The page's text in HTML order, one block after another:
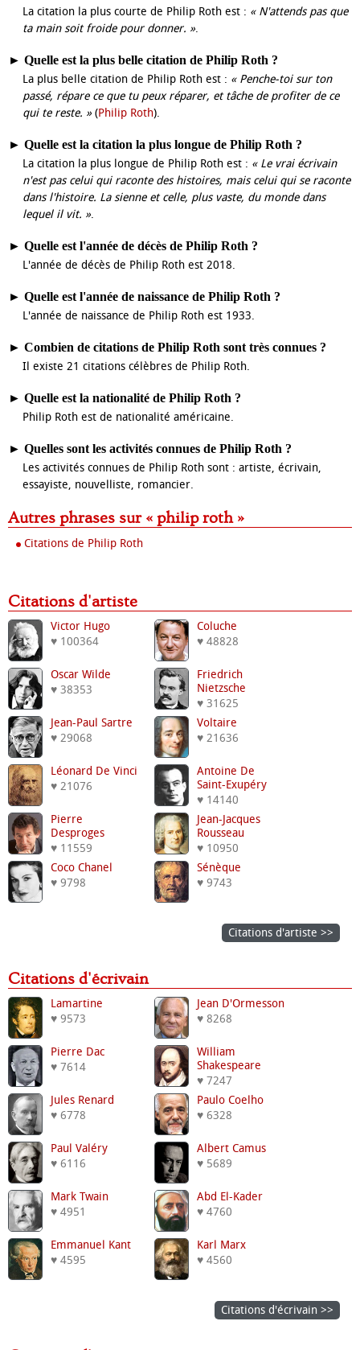
La citation la plus courte de Philip Roth est : « N'attends pas que
ta main soit froide pour donner. ».
► Quelle est la plus belle citation de Philip Roth ?
La plus belle citation de Philip Roth est : « Penche-toi sur ton
passé, répare ce que tu peux réparer, et tâche de profiter de ce
qui te reste. »(Philip Roth).
► Quelle est la citation la plus longue de Philip Roth ?
La citation la plus longue de Philip Roth est : « Le vrai écrivain
n'est pas celui qui raconte des histoires, mais celui qui se raconte
dans l'histoire. La sienne et celle, plus vaste, du monde dans
lequel il vit. ».
► Quelle est l'année de décès de Philip Roth ?
L'année de décès de Philip Roth est 2018.
► Quelle est l'année de naissance de Philip Roth ?
L'année de naissance de Philip Roth est 1933.
► Combien de citations de Philip Roth sont très connues ?
Il existe 21 citations célèbres de Philip Roth.
► Quelle est la nationalité de Philip Roth ?
Philip Roth est de nationalité américaine.
► Quelles sont les activités connues de Philip Roth ?
Les activités connues de Philip Roth sont : artiste, écrivain,
essayiste, nouvelliste, romancier.
Autres phrases sur « philip roth »
Citations de Philip Roth
Citations d'artiste
Victor Hugo
♥ 100364
Coluche
♥ 48828
Oscar Wilde
♥ 38353
Friedrich
Nietzsche
♥ 31625
Jean-Paul Sartre
♥ 29068
Voltaire
♥ 21636
Léonard De Vinci
♥ 21076
Antoine De
Saint-Exupéry
♥ 14140
Pierre
Desproges
♥ 11559
Jean-Jacques
Rousseau
♥ 10950
Coco Chanel
♥ 9798
Sénèque
♥ 9743
Citations d'artiste >>
Citations d'écrivain
Lamartine
♥ 9573
Jean D'Ormesson
♥ 8268
Pierre Dac
♥ 7614
William
Shakespeare
♥ 7247
Jules Renard
♥ 6778
Paulo Coelho
♥ 6328
Paul Valéry
♥ 6116
Albert Camus
♥ 5689
Mark Twain
♥ 4951
Abd El-Kader
♥ 4760
Emmanuel Kant
♥ 4595
Karl Marx
♥ 4560
Citations d'écrivain >>